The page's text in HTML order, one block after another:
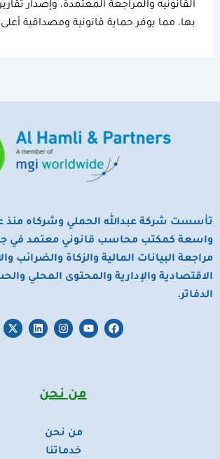
القانونيهوالمراجعة المعتمدة، وإصدار
بها، مما يوفر حماية قانونية ومصداقية
واسعة كمكتب محاسب قانوني معتمد في
مراجعة البيانات المالية والزكاة والضرائب
الاقتصادية والإدارية والمحتوى المحلي
الدفاتر.
F
a
Y
o
I
n
r
a
L
i
X
-
من نحن
من نحن
​خدماتنا